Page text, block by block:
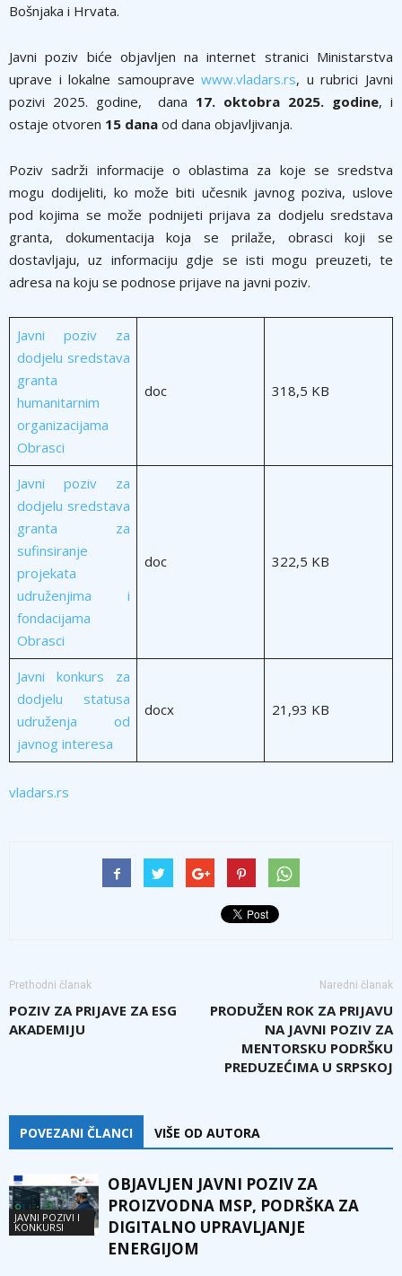
Bošnjaka i Hrvata.
Javni poziv biće objavljen na internet stranici Ministarstva
uprave i lokalne samoupravewww.vladars.rs, u rubrici Javni
pozivi 2025. godine, dana 17. oktobra 2025. godine, i
ostaje otvoren 15 dana od dana objavljivanja.
Poziv sadrži informacije o oblastima za koje se sredstva
mogu dodijeliti, ko može biti učesnik javnog poziva, uslove
pod kojima se može podnijeti prijava za dodjelu sredstava
granta, dokumentacija koja se prilaže, obrasci koji se
dostavljaju, uz informaciju gdje se isti mogu preuzeti, te
adresa na koju se podnose prijave na javni poziv.
Javni poziv za
dodjelu sredstava
granta
humanitarnim
organizacijama
Obrasci
doc 318,5 KB
Javni poziv za
dodjelu sredstava
granta za
sufinsiranje
projekata
udruženjima i
fondacijama
Obrasci
doc 322,5 KB
Javni konkurs za
dodjelu statusa
udruženja od
javnog interesa
docx 21,93 KB
vladars.rs
Prethodni članak
POZIV ZA PRIJAVE ZA ESG
AKADEMIJU
Naredni članak
PRODUŽEN ROK ZA PRIJAVU
NA JAVNI POZIV ZA
MENTORSKU PODRŠKU
PREDUZEĆIMA U SRPSKOJ
POVEZANI ČLANCI VIŠE OD AUTORA
JAVNI POZIVI I
KONKURSI
OBJAVLJEN JAVNI POZIV ZA
PROIZVODNA MSP, PODRŠKA ZA
DIGITALNO UPRAVLJANJE
ENERGIJOM